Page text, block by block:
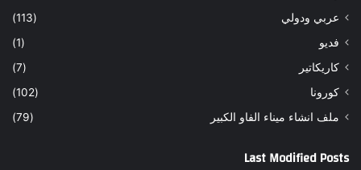
عربي ودولي
(113)
فديو
(1)
كاريكاتير
(7)
كورونا
(102)
ملف انشاء ميناء الفاو الكبير
(79)
Last Modified Posts